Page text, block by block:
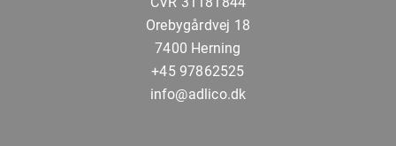
Orebygårdvej 18
7400 Herning
+45 97862525
info@adlico.dk